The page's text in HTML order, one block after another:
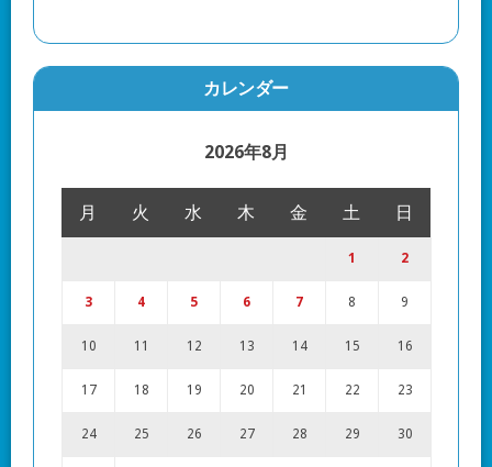
カレンダー
2026年8月
月 火 水 木 金 土 日
1 2
3 4 5 6 7 8 9
10 11 12 13 14 15 16
17 18 19 20 21 22 23
24 25 26 27 28 29 30